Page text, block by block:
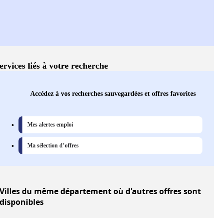
liés à votre recherche
Accédez à vos recherches sauvegardées et offres favorites
Mes alertes emploi
Ma sélection d’offres
Villesdu même département où d'autres offres sont
disponibles